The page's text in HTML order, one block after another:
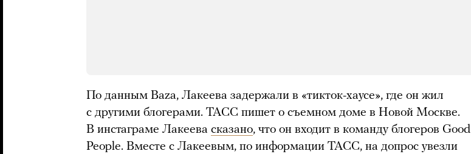
По данным Baza, Лакеева задержали в «тикток-хаусе», где он жил
с другими блогерами. ТАСС пишет о съемном доме в Новой Москве.
В инстаграме Лакеева сказано, что он входит в команду блогеров Good
People. Вместе с Лакеевым, по информации ТАСС, на допрос увезли